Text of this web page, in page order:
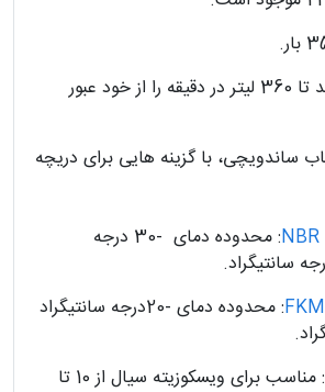
: می تواند تا 360 لیتر در دقیقه را از خود عبور
ساندویچی، با گزینه هایی برای دریچه
: محدوده دمای -30 درجه
: محدوده دمای -20درجه سانتیگراد
: مناسب برای ویسکوزیته سیال از 10 تا